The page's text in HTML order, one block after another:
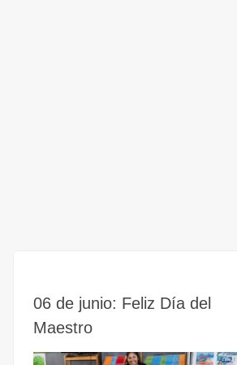
06 de junio: Feliz Día del
Maestro